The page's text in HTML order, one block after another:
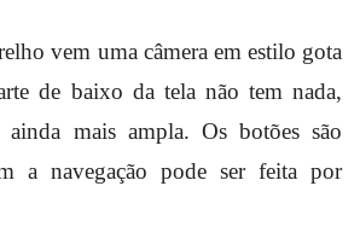
vem uma câmera em estilo gota
de baixo da tela não tem nada,
mais ampla. Os botões são
a navegação pode ser feita por